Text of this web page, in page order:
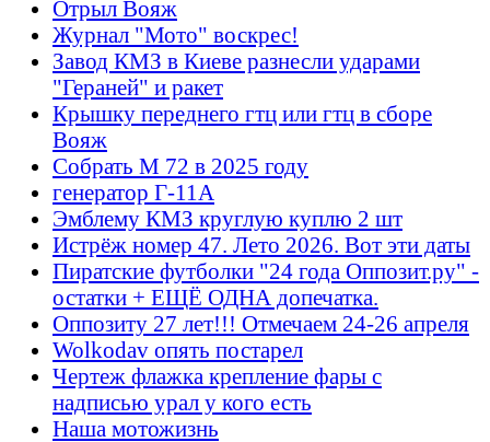
Отрыл Вояж
Журнал "Мото" воскрес!
Завод КМЗ в Киеве разнесли ударами
"Гераней" и ракет
Крышку переднего гтц или гтц в сборе
Вояж
Собрать М 72 в 2025 году
генератор Г-11А
Эмблему КМЗ круглую куплю 2 шт
Истрёж номер 47. Лето 2026. Вот эти даты
Пиратские футболки "24 года Оппозит.ру" -
остатки + ЕЩЁ ОДНА допечатка.
Оппозиту 27 лет!!! Отмечаем 24-26 апреля
Wolkodav опять постарел
Чертеж флажка крепление фары с
надписью урал у кого есть
Наша мотожизнь